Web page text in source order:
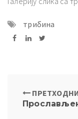
трибина